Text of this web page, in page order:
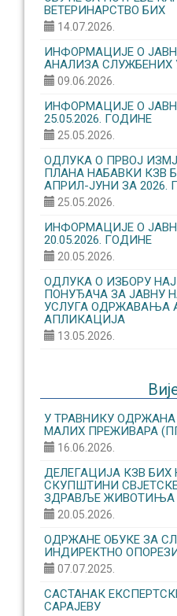
ВЕТЕРИНАРСТВО БИХ
14.07.2026.
ИНФОРМАЦИЈЕ О
АНАЛИЗА СЛУЖБЕНИХ
09.06.2026.
ИНФОРМАЦИЈЕ О
25.05.2026. ГОДИНЕ
25.05.2026.
ОДЛУКА О ПРВОЈ
ПЛАНА НАБАВКИ КЗВ
АПРИЛ-ЈУНИ ЗА 2026.
25.05.2026.
ИНФОРМАЦИЈЕ О
20.05.2026. ГОДИНЕ
20.05.2026.
ОДЛУКА О ИЗБОРУ
ПОНУЂАЧА ЗА ЈАВНУ
УСЛУГА ОДРЖАВАЊА
АПЛИКАЦИЈА
13.05.2026.
У ТРАВНИКУ
МАЛИХ ПРЕЖИВАРА
16.06.2026.
ДЕЛЕГАЦИЈА КЗВ БИХ
СКУПШТИНИ
ЗДРАВЉЕ ЖИВОТИЊА
20.05.2026.
ОДРЖАНЕ ОБУКЕ ЗА
ИНДИРЕКТНО
07.07.2025.
САСТАНАК
САРАЈЕВУ